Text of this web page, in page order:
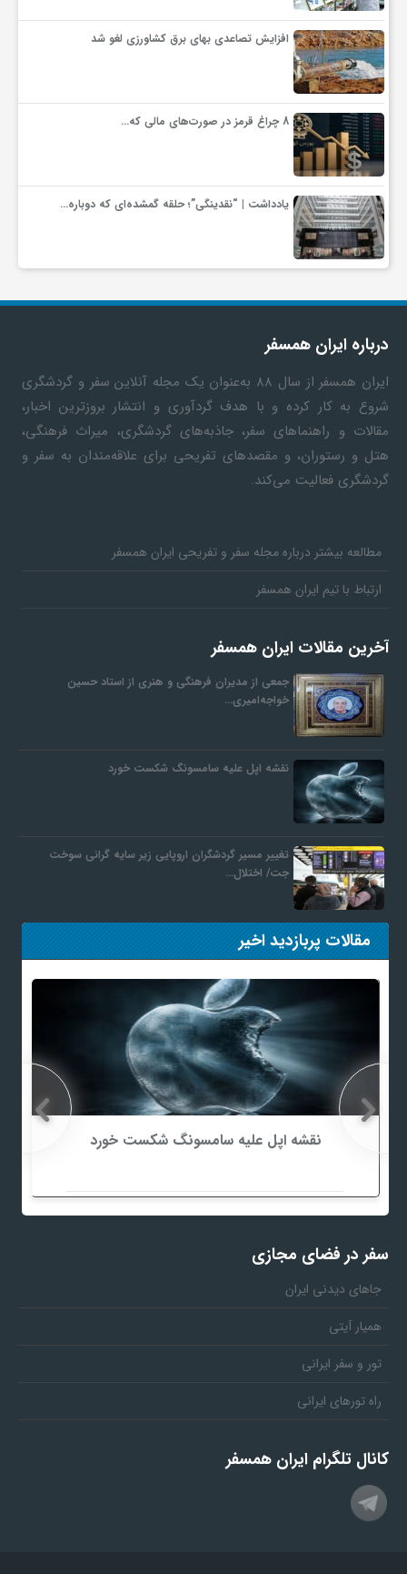
افزایش تصاعدی بهای برق کشاورزی لغو شد
8 چراغ قرمز در صورت‌های مالی که…
یادداشت | “نقدینگی”؛ حلقه گمشده‌ای که دوباره…
درباره ایران همسفر
ایران همسفر
از سال ۸۸ به‎‌عنوان یک مجله آنلاین سفر و گردشگری
شروع به کار کرده و با هدف گردآوری و انتشار بروزترین اخبار،
مقالات و راهنماهای سفر، جاذبه‌های گردشگری، میراث فرهنگی،
هتل و رستوران، و مقصدهای تفریحی برای علاقه‌مندان به سفر و
گردشگری فعالیت می‌کند.
مطالعه بیشتر درباره مجله سفر و تفریحی ایران همسفر
ارتباط با تیم ایران همسفر
آخرین مقالات ایران همسفر
جمعی از مدیران فرهنگی و هنری از استاد حسین
خواجه‌امیری…
نقشه اپل علیه سامسونگ شکست خورد
تغییر مسیر گردشگران اروپایی زیر سایه گرانی سوخت
جت/ اختلال…
مقالات پربازدید اخیر
نقشه اپل علیه سامسونگ شکست خورد
سفر در فضای مجازی
جاهای دیدنی ایران
همیار آیتی
تور و سفر ایرانی
راه تورهای ایرانی
کانال تلگرام ایران همسفر